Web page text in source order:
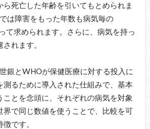
ら死亡した年齢を引いてもとめられま
は障害をもった年数も病気毎の
て求められます。さらに、病気を持っ
れます。
銀とWHOが保健医療に対する投入に
測るために導入された仕組みで、基本
ことを念頭に、それぞれの病気を対象
界で同じ数値を使うことで、比較を可
です。